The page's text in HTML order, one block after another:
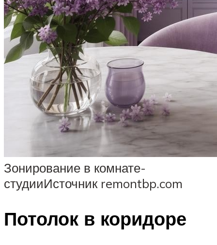
Зонирование в комнате-
студииИсточник remontbp.com
Потолок в коридоре